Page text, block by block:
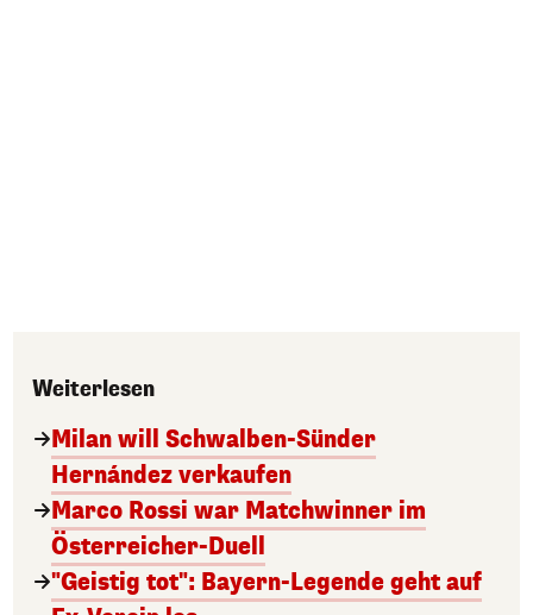
Weiterlesen
Milan will Schwalben-Sünder
Hernández verkaufen
Marco Rossi war Matchwinner im
Österreicher-Duell
"Geistig tot": Bayern-Legende geht auf